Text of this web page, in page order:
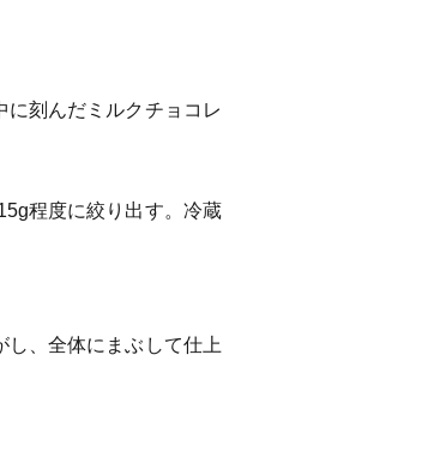
刻んだミルクチョコレ
程度に絞り出す。冷蔵
、全体にまぶして仕上